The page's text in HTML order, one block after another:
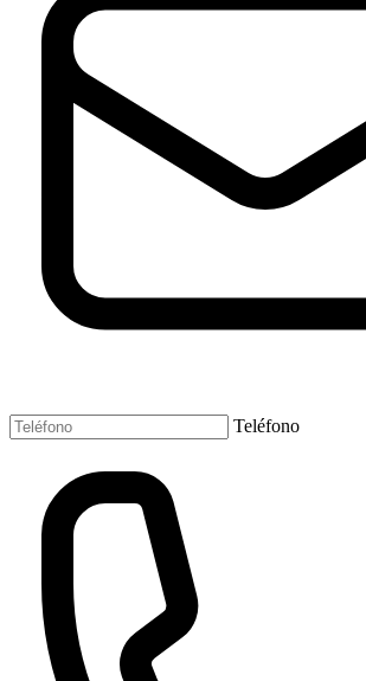
Teléfono